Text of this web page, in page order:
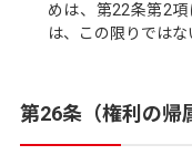
めは、第22条第2
は、この限りではな
第26条（権利の帰